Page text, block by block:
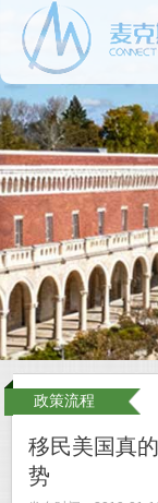
政策流程
移民美国真
势